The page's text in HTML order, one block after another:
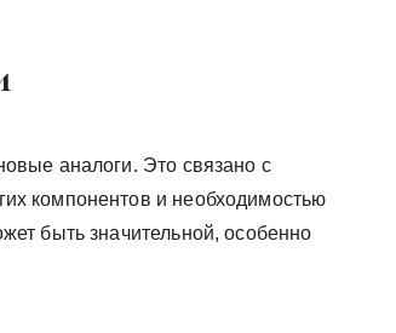
аналоги. Это связано с
компонентов и необходимостью
быть значительной, особенно